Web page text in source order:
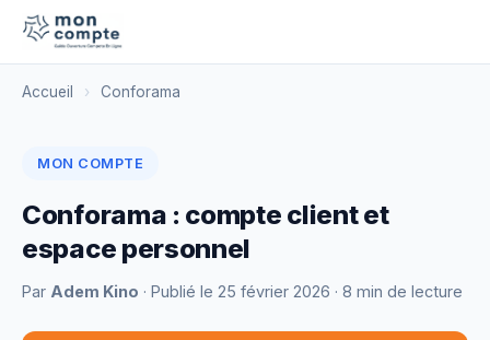
Accueil › Conforama
MON COMPTE
Conforama : compte client et
espace personnel
Par Adem Kino · Publié le 25 février 2026 · 8 min de lecture